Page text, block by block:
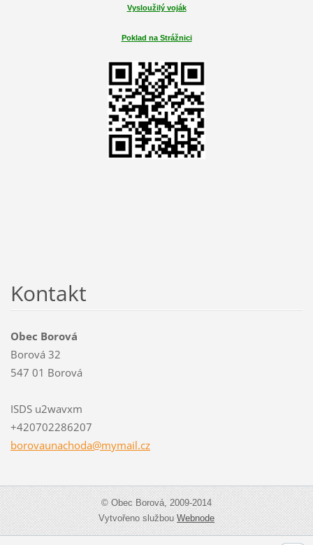
Vysloužilý voják
Poklad na Strážnici
Kontakt
Obec Borová
Borová 32
547 01 Borová
ISDS u2wavxm
+420702286207
borovaunachoda@mymail.cz
© Obec Borová, 2009-2014
Vytvořeno službouWebnode